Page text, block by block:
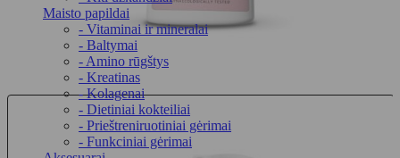
Maisto papildai
- Vitaminai ir mineralai
- Baltymai
- Amino rūgštys
- Kreatinas
- Kolagenai
- Dietiniai kokteiliai
- Prieštreniruotiniai gėrimai
- Funkciniai gėrimai